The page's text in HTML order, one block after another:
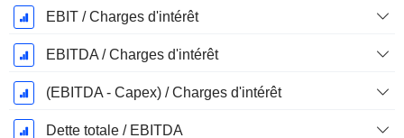
EBIT / Charges d'intérêt
EBITDA / Charges d'intérêt
(EBITDA - Capex) / Charges d'intérêt
Dette totale / EBITDA